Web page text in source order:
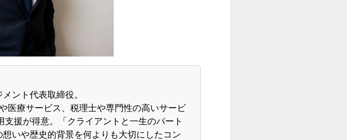
ント代表取締役。
医療サービス、税理士や専門性の高いサービ
援が得意。「クライアントと一生のパート
いや歴史的背景を何よりも大切にしたコン